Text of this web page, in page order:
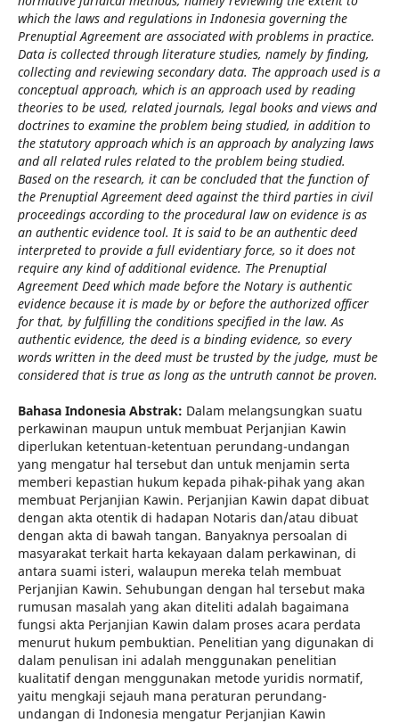
which the laws and regulations in Indonesia governing the
Prenuptial Agreement are associated with problems in practice.
Data is collected through literature studies, namely by finding,
collecting and reviewing secondary data. The approach used is a
conceptual approach, which is an approach used by reading
theories to be used, related journals, legal books and views and
doctrines to examine the problem being studied, in addition to
the statutory approach which is an approach by analyzing laws
and all related rules related to the problem being studied.
Based on the research, it can be concluded that the function of
the Prenuptial Agreement deed against the third parties in civil
proceedings according to the procedural law on evidence is as
an authentic evidence tool. It is said to be an authentic deed
interpreted to provide a full evidentiary force, so it does not
require any kind of additional evidence. The Prenuptial
Agreement Deed which made before the Notary is authentic
evidence because it is made by or before the authorized officer
for that, by fulfilling the conditions specified in the law. As
authentic evidence, the deed is a binding evidence, so every
words written in the deed must be trusted by the judge, must be
considered that is true as long as the untruth cannot be proven.
Bahasa Indonesia Abstrak: Dalam melangsungkan suatu
perkawinan maupun untuk membuat Perjanjian Kawin
diperlukan ketentuan-ketentuan perundang-undangan
yang mengatur hal tersebut dan untuk menjamin serta
memberi kepastian hukum kepada pihak-pihak yang akan
membuat Perjanjian Kawin. Perjanjian Kawin dapat dibuat
dengan akta otentik di hadapan Notaris dan/atau dibuat
dengan akta di bawah tangan. Banyaknya persoalan di
masyarakat terkait harta kekayaan dalam perkawinan, di
antara suami isteri, walaupun mereka telah membuat
Perjanjian Kawin. Sehubungan dengan hal tersebut maka
rumusan masalah yang akan diteliti adalah bagaimana
fungsi akta Perjanjian Kawin dalam proses acara perdata
menurut hukum pembuktian. Penelitian yang digunakan di
dalam penulisan ini adalah menggunakan penelitian
kualitatif dengan menggunakan metode yuridis normatif,
yaitu mengkaji sejauh mana peraturan perundang-
undangan di Indonesia mengatur Perjanjian Kawin